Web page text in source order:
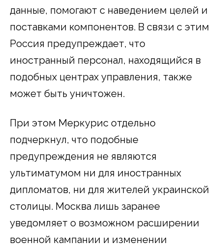
данные, помогают с наведением целей и
поставками компонентов. В связи с этим
Россия предупреждает, что
иностранный персонал, находящийся в
подобных центрах управления, также
может быть уничтожен.
При этом Меркурис отдельно
подчеркнул, что подобные
предупреждения не являются
ультиматумом ни для иностранных
дипломатов, ни для жителей украинской
столицы. Москва лишь заранее
уведомляет о возможном расширении
военной кампании и изменении